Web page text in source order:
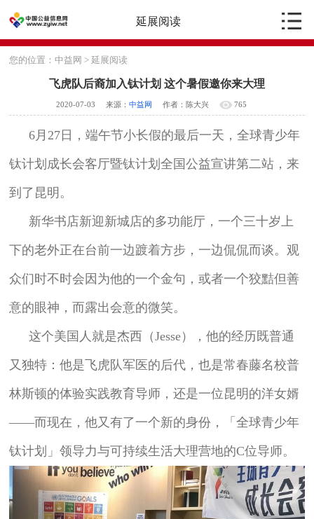
延展阅读
您的位置：中益网 > 延展阅读
飞虎队后裔加入钛计划 这个暑假邀你来大理
2020-07-03 来源：中益网 作者：陈大兴 765
6月27日，端午节小长假的最后一天，全球青少年
钛计划成长会客厅暨钛计划全国公益宣讲第二站，来
到了昆明。
新华书店新迎新城店的多功能厅，一个三十岁上
下的老外正在台前一边踱着方步，一边侃侃而谈。观
众们时不时会因为他的一个金句，或者一个狡黠但善
意的眼神，而露出会意的微笑。
这个美国人就是杰西（Jesse），他的经历既普通
又独特：他是飞虎队军医的后代，也是常春藤名校普
林斯顿的体验实践教育导师，还是一位昆明的洋女婿
——而现在，他又有了一个新的身份，「全球青少年
钛计划」领导力与可持续生活大理营地的C位导师。